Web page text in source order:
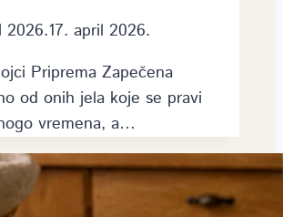
2026.17. april 2026.
Priprema Zapečena
od onih jela koje se pravi
vremena, a…